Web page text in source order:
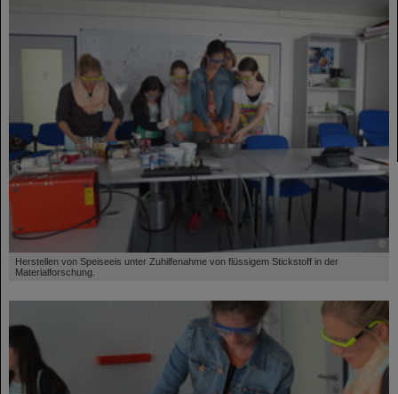
©
Herstellen von Speiseeis unter Zuhilfenahme von flüssigem Stickstoff in der
Materialforschung.